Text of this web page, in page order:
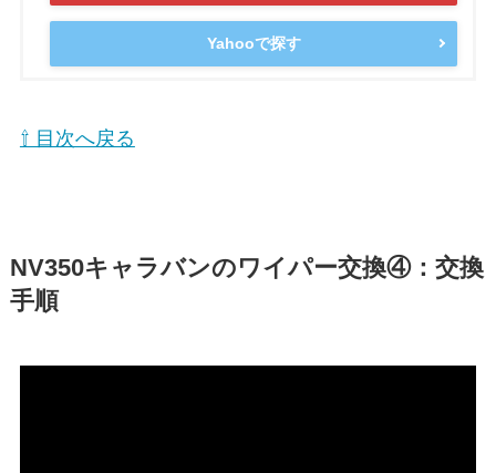
Yahooで探す
⇧ 目次へ戻る
NV350キャラバンのワイパー交換④：交換
手順